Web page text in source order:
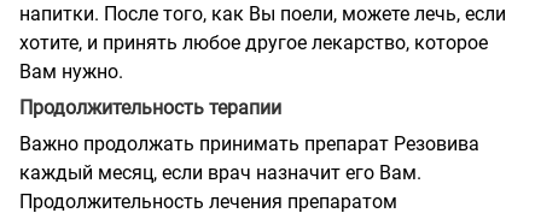
напитки. После того, как Вы поели, можете лечь, если
хотите, и принять любое другое лекарство, которое
Вам нужно.
Продолжительность терапии
Важно продолжать принимать препарат Резовива
каждый месяц, если врач назначит его Вам.
Продолжительность лечения препаратом